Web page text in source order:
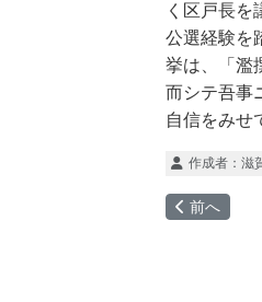
く区戸長を
公選経験を
挙は、「濫
而シテ吾事
自信をみせ
作成者： 滋
前の記事へ:
前へ